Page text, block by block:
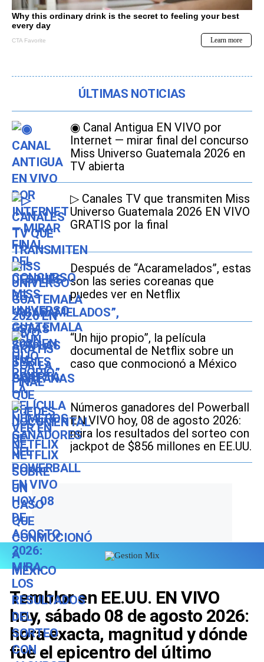
ÚLTIMAS NOTICIAS
◉ Canal Antigua EN VIVO por
Internet — mirar final del concurso
Miss Universo Guatemala 2026 en
TV abierta
▷ Canales TV que transmiten Miss
Universo Guatemala 2026 EN VIVO
GRATIS por la final
Después de “Acaramelados”, estas
son las series coreanas que
puedes ver en Netflix
“Un hijo propio”, la película
documental de Netflix sobre un
caso que conmocionó a México
Números ganadores del Powerball
EN VIVO hoy, 08 de agosto 2026:
mira los resultados del sorteo con
jackpot de $856 millones en EE.UU.